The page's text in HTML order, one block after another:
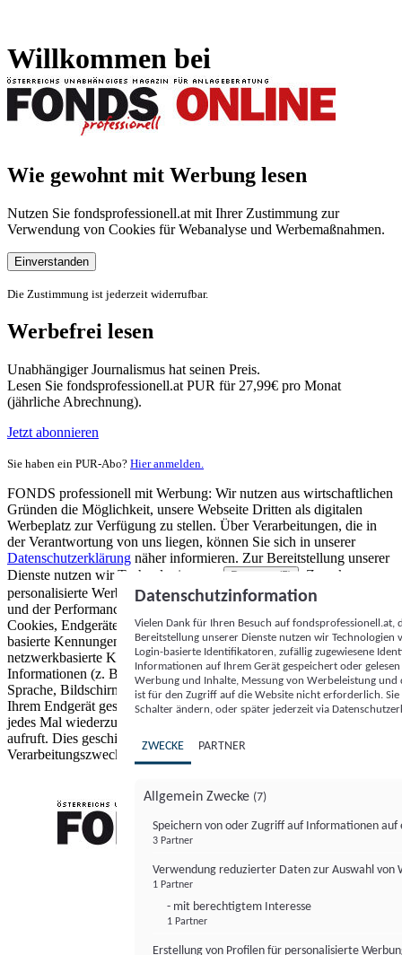
Willkommen bei
Wie gewohnt mit Werbung lesen
Nutzen Sie fondsprofessionell.at mit Ihrer Zustimmung zur
Verwendung von Cookies für Webanalyse und Werbemaßnahmen.
Einverstanden
Die Zustimmung ist jederzeit widerrufbar.
Werbefrei lesen
Unabhängiger Journalismus hat seinen Preis.
Lesen Sie fondsprofessionell.at PUR für 27,99€ pro Monat
(jährliche Abrechnung).
Jetzt abonnieren
Sie haben ein PUR-Abo? Hier anmelden.
FONDS professionell mit Werbung: Wir nutzen aus wirtschaftlichen
Gründen die Möglichkeit, unsere Webseite Dritten als digitalen
Werbeplatz zur Verfügung zu stellen. Über Verarbeitungen, die in
der Verantwortung von uns liegen, können Sie sich in unserer
Datenschutzerklärung näher informieren. Zur Bereitstellung unserer
Dienste nutzen wir Technologien von
Partnern (5)
. Zwecke:
personalisierte Werbung und Inhalte, Messung von Werbeleistung
und der Performance von Inhalten sowie Zielgruppenforschung.
Cookies, Endgeräte- oder ähnliche Online-Kennungen (z. B. login-
basierte Kennungen, zufällig generierte Kennungen,
netzwerkbasierte Kennungen) können zusammen mit anderen
Informationen (z. B. Browsertyp und Browserinformationen,
Sprache, Bildschirmgröße, unterstützte Technologien usw.) auf
Ihrem Endgerät gespeichert oder von dort ausgelesen werden, um es
jedes Mal wiederzuerkennen, wenn es eine App oder einer Webseite
aufruft. Dies geschieht für einen oder mehrere der hier aufgeführten
Verarbeitungszwecke.
Datenschutzinformation
Vielen Dank für Ihren Besuch auf
Bereitstellung unserer Dienste nutzen wir Technologien
Login-basierte Identifikatoren, zufällig zugewiesene
Informationen auf Ihrem Gerät gespeichert oder
Werbung und Inhalte, Messung von Werbeleistung
ist für den Zugriff auf die Website nicht erforderlich.
Schalter ändern, oder später jederzeit via
ZWECKE PARTNER
Allgemein Zwecke (7)
Speichern von oder Zugriff auf Informationen auf
3 Partner
Verwendung reduzierter Daten zur Auswahl von
1 Partner
- mit berechtigtem Interesse
1 Partner
Erstellung von Profilen für personalisierte
FONDS professionell